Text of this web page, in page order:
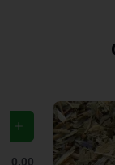
€ 0,00